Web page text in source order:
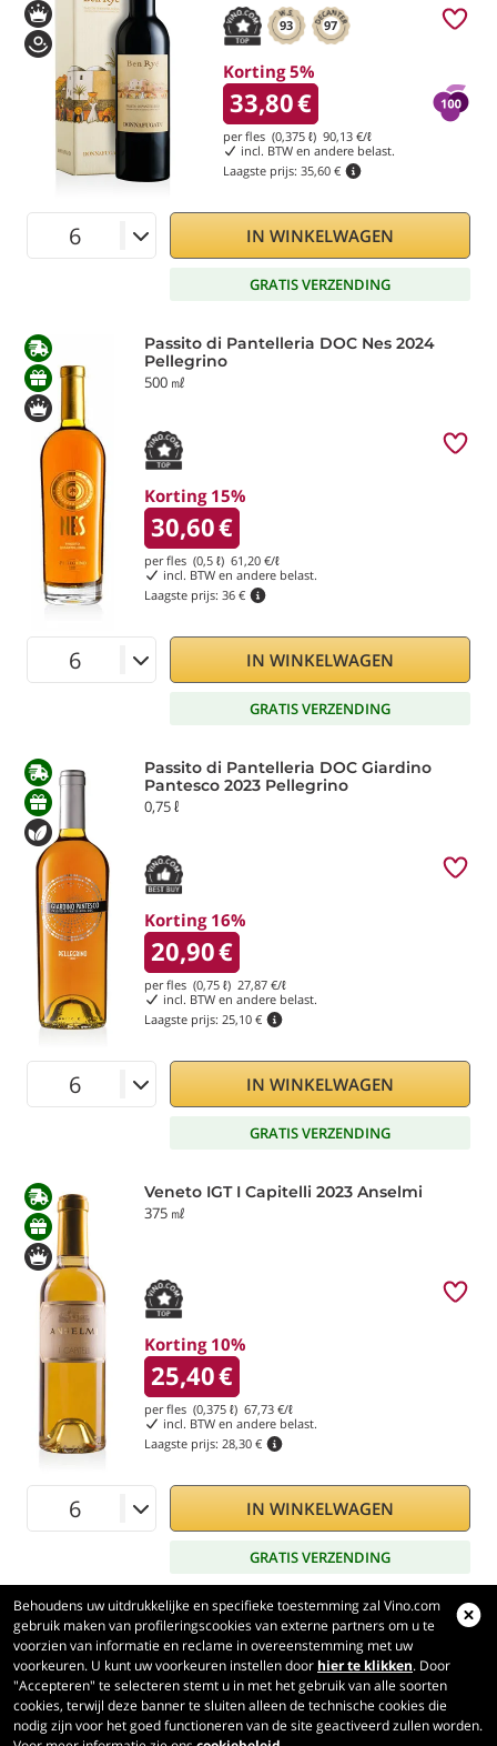
93 97
Korting 5%
33,80€
per fles (0,375 ℓ) 90,13€/ℓ
incl. BTW en andere belast.
Laagste prijs: 35,60 €
IN WINKELWAGEN
GRATIS VERZENDING
Passito di Pantelleria DOC Nes 2024
Pellegrino
500 ㎖
Korting 15%
30,60€
per fles (0,5 ℓ) 61,20 €/ℓ
incl. BTW en andere belast.
Laagste prijs: 36 €
IN WINKELWAGEN
GRATIS VERZENDING
Passito di Pantelleria DOC Giardino
Pantesco 2023 Pellegrino
0,75 ℓ
Korting 16%
20,90€
per fles (0,75 ℓ) 27,87 €/ℓ
incl. BTW en andere belast.
Laagste prijs: 25,10 €
IN WINKELWAGEN
GRATIS VERZENDING
Veneto IGT I Capitelli 2023 Anselmi
375 ㎖
Korting 10%
25,40€
per fles (0,375 ℓ) 67,73 €/ℓ
incl. BTW en andere belast.
Laagste prijs: 28,30 €
IN WINKELWAGEN
GRATIS VERZENDING
Behoudens uw uitdrukkelijke en specifieke toestemming zal Vino.com
gebruik maken van profileringscookies van externe partners om u te
voorzien van informatie en reclame in overeenstemming met uw
voorkeuren. U kunt uw voorkeuren instellen door hier te klikken. Door
"Accepteren" te selecteren stemt u in met het gebruik van alle soorten
cookies, terwijl deze banner te sluiten alleen de technische cookies die
nodig zijn voor het goed functioneren van de site geactiveerd zullen worden.
Vino.com
Made with
in Tuscany
Pagina verwerkt in 423 ms